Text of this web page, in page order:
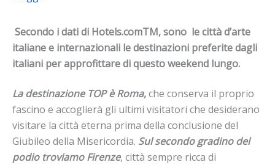
Secondo i dati di Hotels.comTM, sono le città d’arte
italiane e internazionali le destinazioni preferite dagli
italiani per approfittare di questo weekend lungo.
La destinazione TOP è Roma,che conserva il proprio
fascino e accoglierà gli ultimi visitatori che desiderano
visitare la città eterna prima della conclusione del
Giubileo della Misericordia. Sul secondo gradino del
podio troviamo Firenze, città sempre ricca di